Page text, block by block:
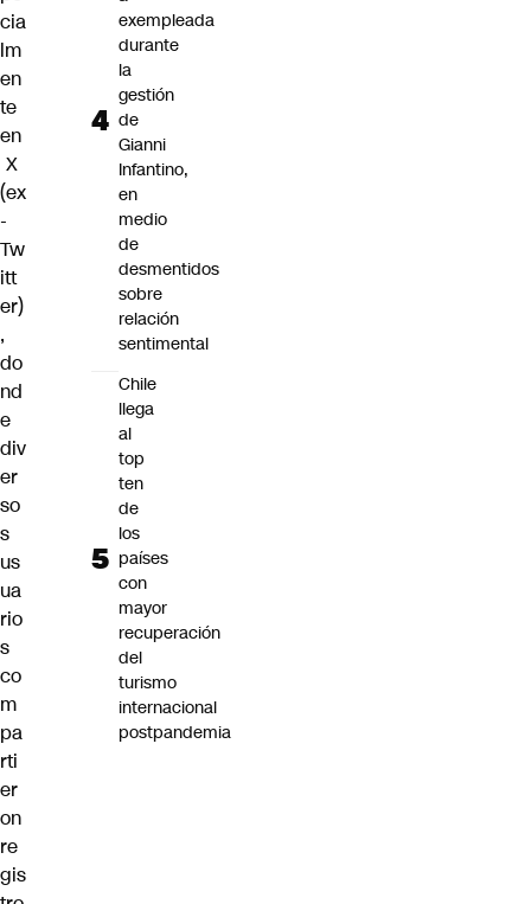
cia
lm
en
te
en
X
(ex
-
Tw
itt
er)
,
do
nd
e
div
er
so
s
us
ua
rio
s
co
m
pa
rti
er
on
re
gis
exempleada
durante
la
gestión
de
Gianni
Infantino,
en
medio
de
desmentidos
sobre
relación
sentimental
Chile
llega
al
top
ten
de
los
países
con
mayor
recuperación
del
turismo
internacional
postpandemia